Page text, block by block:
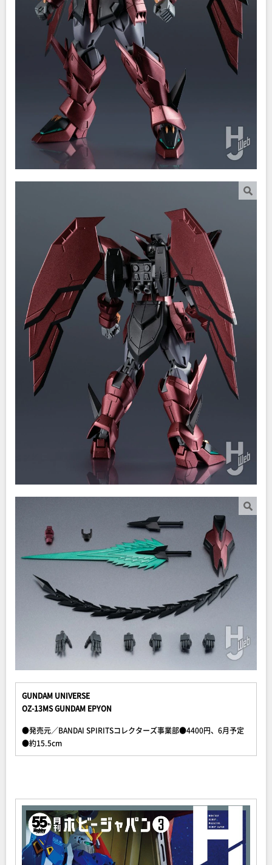
GUNDAM UNIVERSE
OZ-13MS GUNDAM EPYON
●発売元／BANDAI SPIRITSコレクターズ事業部●4400円、6月予定
●約15.5cm